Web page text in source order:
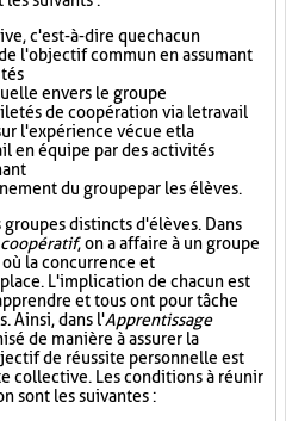
c'est-à-dire que chacun
l'objectif commun en assumant
envers le groupe
de coopération via le travail
l'expérience vécue et la
en équipe par des activités
du groupe par les élèves.
distincts d'élèves. Dans
, on a affaire à un groupe
la concurrence et
L'implication de chacun est
et tous ont pour tâche
Ainsi, dans l'Apprentissage
de manière à assurer la
de réussite personnelle est
collective. Les conditions à réunir
sont les suivantes :